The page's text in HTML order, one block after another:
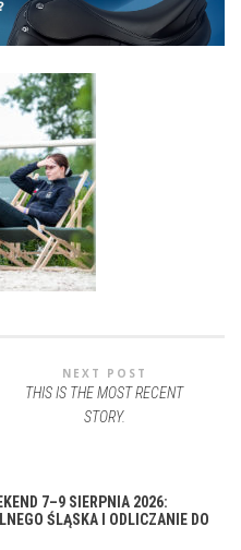
NEXT POST
THIS IS THE MOST RECENT
STORY.
7–9 SIERPNIA 2026:
ŚLĄSKA I ODLICZANIE DO